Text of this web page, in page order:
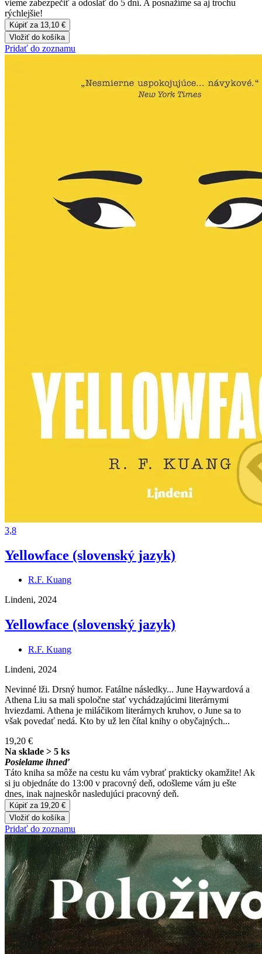
vieme zabezpečiť a odoslať do 5 dní. A posnažíme sa aj trochu
rýchlejšie!
Kúpiť za 13,10 €
Vložiť do košíka
Pridať do zoznamu
3,8
Yellowface (slovenský jazyk)
R.F. Kuang
Lindeni, 2024
Yellowface (slovenský jazyk)
R.F. Kuang
Lindeni, 2024
Nevinné lži. Drsný humor. Fatálne následky... June Haywardová a
Athena Liu sa mali spoločne stať vychádzajúcimi literárnymi
hviezdami. Athena je miláčikom literárnych kruhov, o June sa to
však povedať nedá. Kto by už len čítal knihy o obyčajných...
19,20 €
Na sklade > 5 ks
Posielame ihneď
Táto kniha sa môže na cestu ku vám vybrať prakticky okamžite! Ak
si ju objednáte do 13:00 v pracovný deň, odošleme vám ju ešte
dnes, inak najneskôr nasledujúci pracovný deň.
Kúpiť za 19,20 €
Vložiť do košíka
Pridať do zoznamu